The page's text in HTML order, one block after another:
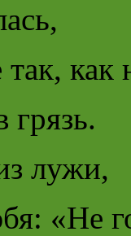
как
лужи,
«Не